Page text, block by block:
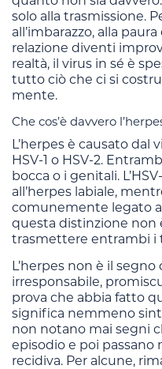
solo alla trasmissione.
all’imbarazzo, alla
relazione diventi
realtà, il virus in sé è
tutto ciò che ci si
mente.
Che cos’è davvero
L’herpes è causato dal
HSV-1 o HSV-2.
bocca o i genitali.
all’herpes labiale,
comunemente legato
questa distinzione non
trasmettere entrambi i
L’herpes non è il
irresponsabile,
prova che abbia fatto
significa nemmeno
non notano mai segni
episodio e poi passano
recidiva. Per alcune,